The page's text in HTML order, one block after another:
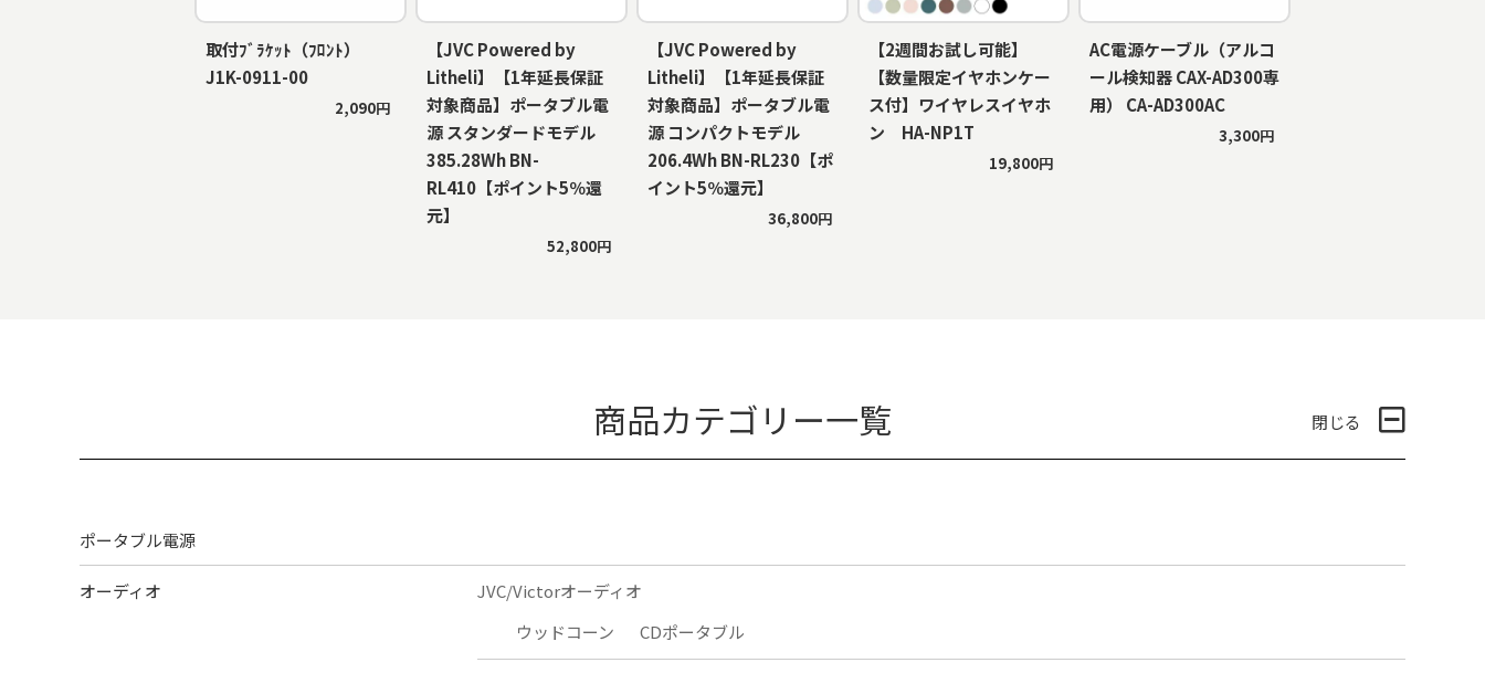
取付ﾌﾞﾗｹｯﾄ（ﾌﾛﾝﾄ）
J1K-0911-00
2,090円
【JVC Powered by
Litheli】【1年延長保証
対象商品】ポータブル電
源 スタンダードモデル
385.28Wh BN-
RL410【ポイント5％還
元】
52,800円
【JVC Powered by
Litheli】【1年延長保証
対象商品】ポータブル電
源 コンパクトモデル
206.4Wh BN-RL230【ポ
イント5％還元】
36,800円
【2週間お試し可能】
【数量限定イヤホンケー
ス付】ワイヤレスイヤホ
ン HA-NP1T
19,800円
AC電源ケーブル（アルコ
ール検知器 CAX-AD300専
用） CA-AD300AC
3,300円
商品カテゴリー一覧
ポータブル電源
オーディオ
JVC/Victorオーディオ
ウッドコーン
CDポータブル